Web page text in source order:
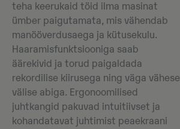
teha keerukaid töid ilma masinat
ümber paigutamata, mis vähendab
manööverdusaega ja kütusekulu.
Haaramisfunktsiooniga saab
äärekivid ja torud paigaldada
rekordilise kiirusega ning väga vähese
välise abiga. Ergonoomilised
juhtkangid pakuvad intuitiivset ja
kohandatavat juhtimist peaekraani